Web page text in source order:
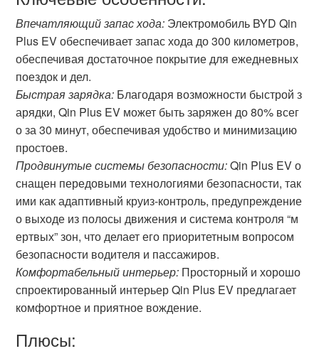
Впечатляющий запас хода: Электромобиль BYD Qin
Plus EV обеспечивает запас хода до 300 километров,
обеспечивая достаточное покрытие для ежедневных
поездок и дел.
Быстрая зарядка: Благодаря возможности быстрой з
арядки, Qin Plus EV может быть заряжен до 80% всег
о за 30 минут, обеспечивая удобство и минимизацию
простоев.
Продвинутые системы безопасности:Qin Plus EV о
снащен передовыми технологиями безопасности, так
ими как адаптивный круиз-контроль, предупреждение
о выходе из полосы движения и система контроля “м
ертвых” зон, что делает его приоритетным вопросом
безопасности водителя и пассажиров.
Комфортабельный интерьер: Просторный и хорошо
спроектированный интерьер Qin Plus EV предлагает
комфортное и приятное вождение.
Плюсы: